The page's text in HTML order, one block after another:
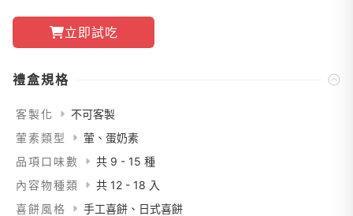
立即試吃
禮盒規格
客製化
不可客製
葷素類型
葷、蛋奶素
品項口味數
共 9 - 15 種
內容物種類
共 12 - 18 入
喜餅風格
手工喜餅、日式喜餅